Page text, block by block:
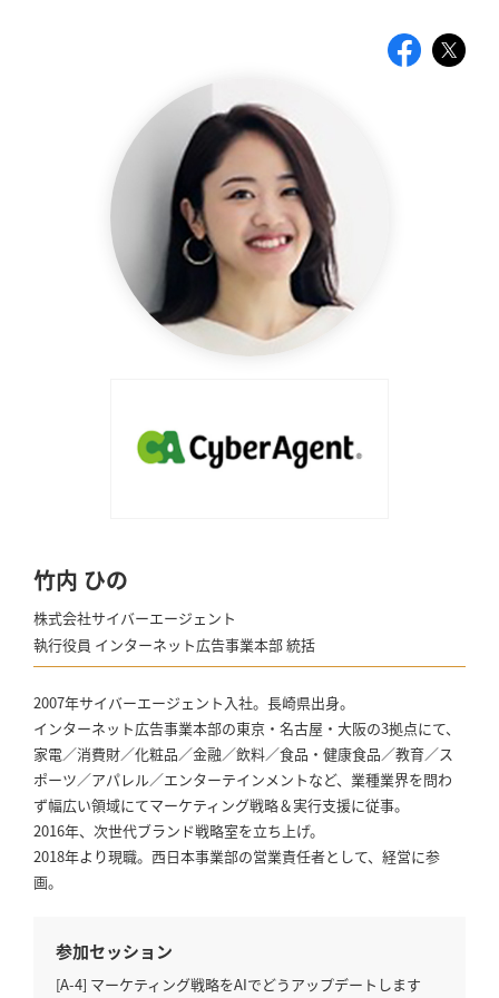
竹内 ひの
株式会社サイバーエージェント
執行役員 インターネット広告事業本部 統括
2007年サイバーエージェント入社。長崎県出身。
インターネット広告事業本部の東京・名古屋・大阪の3拠点にて、
家電／消費財／化粧品／金融／飲料／食品・健康食品／教育／ス
ポーツ／アパレル／エンターテインメントなど、業種業界を問わ
ず幅広い領域にてマーケティング戦略＆実行支援に従事。
2016年、次世代ブランド戦略室を立ち上げ。
2018年より現職。西日本事業部の営業責任者として、経営に参
画。
参加セッション
[A-4] マーケティング戦略をAIでどうアップデートします